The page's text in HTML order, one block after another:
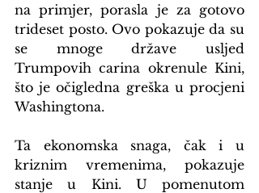
na primjer, porasla je za gotovo
trideset posto. Ovo pokazuje da su
se mnoge države usljed
Trumpovih carina okrenule Kini,
što je očigledna greška u procjeni
Washingtona.
Ta ekonomska snaga, čak i u
kriznim vremenima, pokazuje
stanje u Kini. U pomenutom